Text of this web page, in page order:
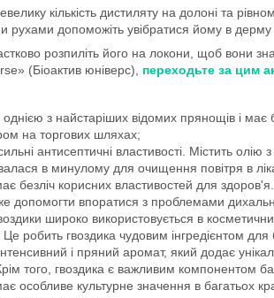
кількість дистиляту на долоні та
рухами допоможіть увібратися йому в дерму
розпиліть його на локони, щоб вони
(Біоактив юніверс), переходьте за цим
однією з найстаріших відомих прянощів і
на торгових шляхах;
антисептичні властивості. Містить
в минулому для очищення повітря в
безліч корисних властивостей для
допомогти впоратися з проблемами
широко використовується в
Це робить гвоздика чудовим інгредієнтом
і пряний аромат, який додає
того, гвоздика є важливим компонентом
особливе культурне значення в багатьох